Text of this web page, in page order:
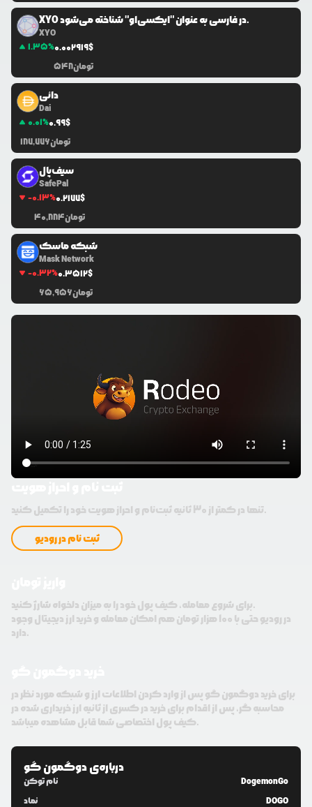
XYO در فارسی به عنوان "ایکسی‌او" شناخته می‌شود.
XYO
1.35%0.002919$
548تومان
دائی
Dai
0.01%0.99$
187,776تومان
سیف‌پال
SafePal
-0.13%0.2177$
40,884تومان
شبکه ماسک
Mask Network
-0.32%0.3512$
65,956تومان
تنها در کمتر از 30 ثانیه ثبت‌نام و احراز هویت خود را تکمیل کنید.
ثبت نام در رودیو
برای شروع معامله، کیف پول خود را به میزان دلخواه شارژ کنید.
در رودیو حتی با 100 هزار تومان هم امکان معامله و خرید ارز دیجیتال وجود
دارد.
برای خرید دوگمون گو پس از وارد کردن اطلاعات ارز و شبکه مورد نظر در
محاسبه گر، پس از اقدام برای خرید در کسری از ثانیه ارز خریداری شده در
کیف پول اختصاصی شما قابل مشاهده میباشد.
درباره‌یدوگمون گو
نام توکن
DogemonGo
نماد
DOGO